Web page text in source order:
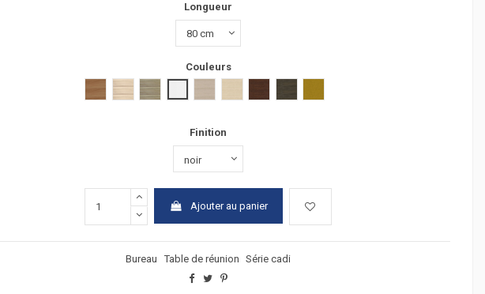
Longueur
Couleurs
poirieracacia clairacacia fonçé
Finition
Ajouter au panier
Bureau Table de réunion Série cadi